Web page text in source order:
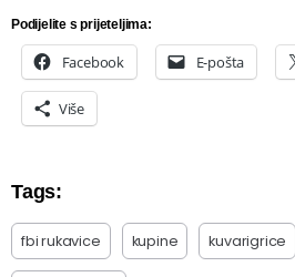
Podijelite s prijeteljima:
Facebook E-pošta
Više
Tags:
fbi rukavice kupine kuvarigrice